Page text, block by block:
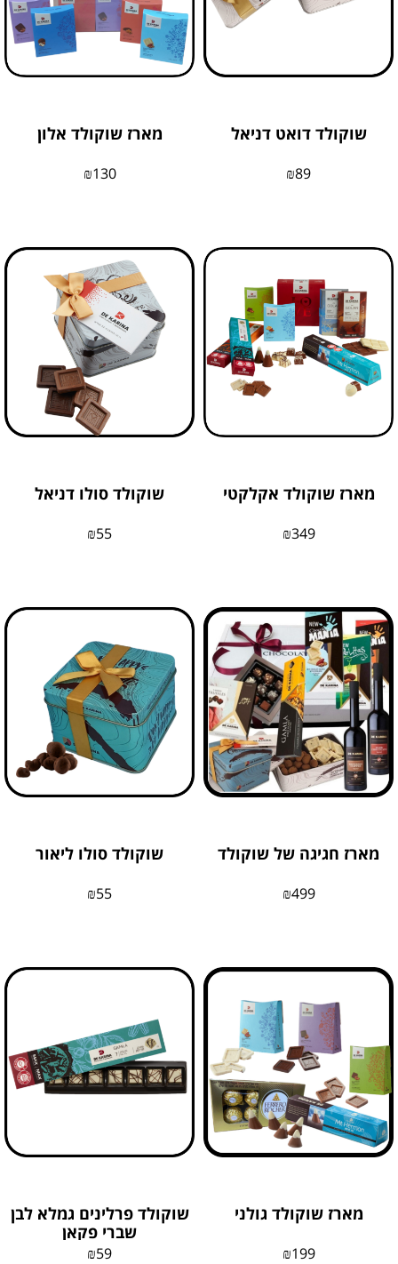
שוקולד דואט דניאל
₪89
מארז שוקולד אלון
₪130
מארז שוקולד אקלקטי
₪349
שוקולד סולו דניאל
₪55
מארז חגיגה של שוקולד
₪499
שוקולד סולו ליאור
₪55
מארז שוקולד גולני
₪199
שוקולד פרלינים גמלא לבן
שברי פקאן
₪59